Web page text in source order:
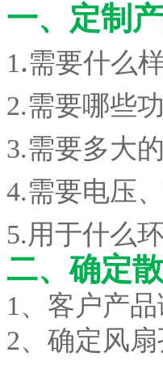
一、 定制
1.需要什么
2.需要哪些
3.需要多大
4.需要电压
5.用于什么
二、确定
1、客户产
2、确定风